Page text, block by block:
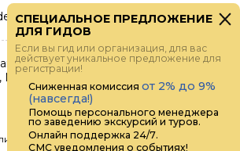
карты
МИР
конфиденциальности
СПЕЦИАЛЬНОЕ ПРЕДЛОЖЕНИЕ
ДЛЯ ГИДОВ
Если вы гид или организация, для вас
действует уникальное предложение для
регистрации!
Сниженная комиссия от 2% до 9%
(навсегда!)
Помощь персонального менеджера
по заведению экскурсий и туров.
Онлайн поддержка 24/7.
СМС уведомления о событиях!